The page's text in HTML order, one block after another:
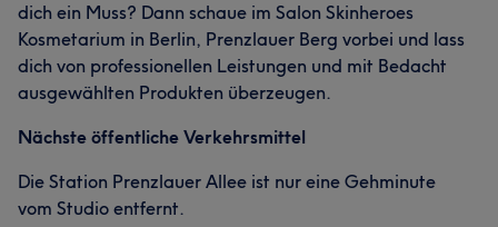
dich ein Muss? Dann schaue im Salon Skinheroes
Kosmetarium in Berlin, Prenzlauer Berg vorbei und lass
dich von professionellen Leistungen und mit Bedacht
ausgewählten Produkten überzeugen.
Nächste öffentliche Verkehrsmittel
Die Station Prenzlauer Allee ist nur eine Gehminute
vom Studio entfernt.